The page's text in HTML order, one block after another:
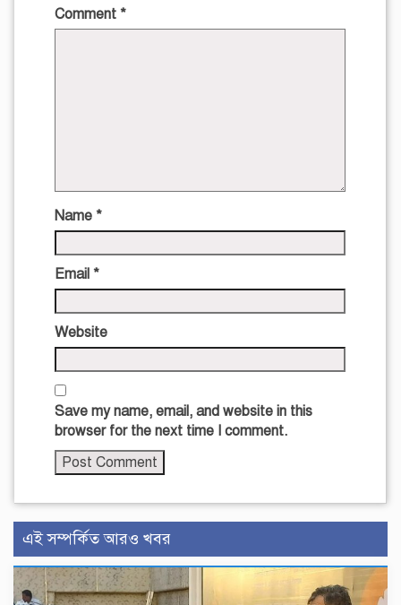
Comment *
Name *
Email *
Website
Save my name, email, and website in this
browser for the next time I comment.
এই সম্পর্কিত আরও খবর